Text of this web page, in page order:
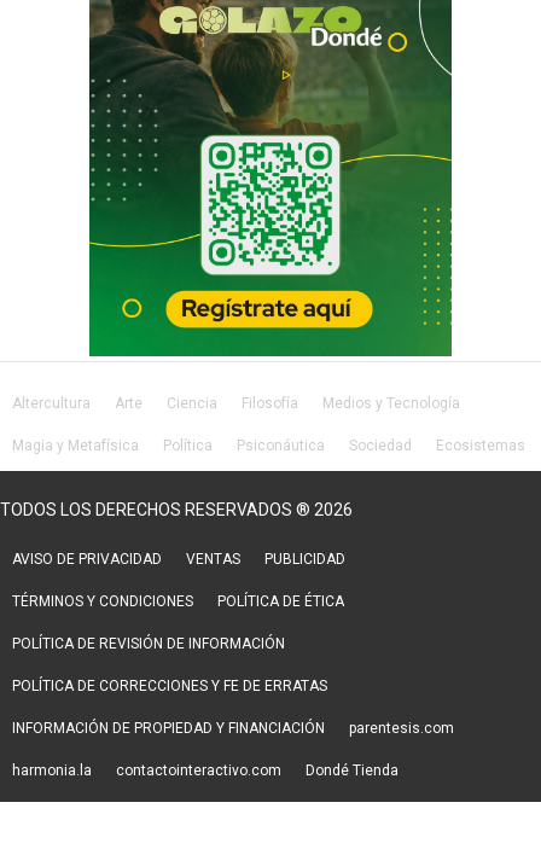
Altercultura Arte Ciencia Filosofía Medios y Tecnología
Magia y Metafísica Política Psiconáutica Sociedad Ecosistemas
TODOS LOS DERECHOS RESERVADOS ® 2026
AVISO DE PRIVACIDAD VENTAS PUBLICIDAD
TÉRMINOS Y CONDICIONES POLÍTICA DE ÉTICA
POLÍTICA DE REVISIÓN DE INFORMACIÓN
POLÍTICA DE CORRECCIONES Y FE DE ERRATAS
INFORMACIÓN DE PROPIEDAD Y FINANCIACIÓN parentesis.com
harmonia.la contactointeractivo.com Dondé Tienda